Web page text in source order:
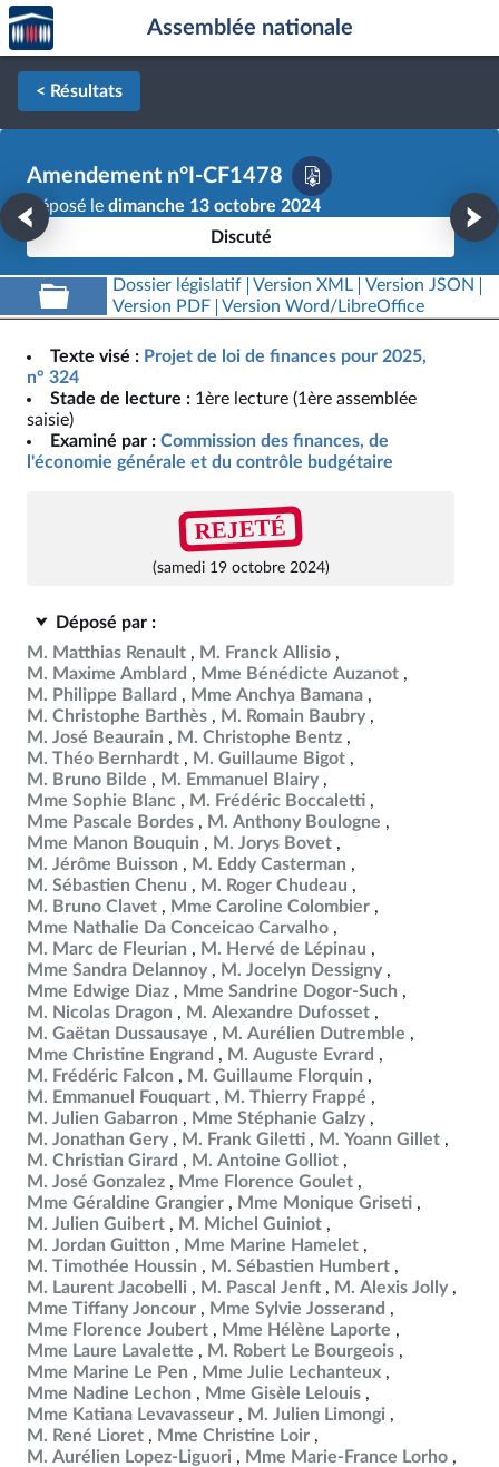
Aller au contenu
Aller en bas de la page
Accèder
à la
page
d'accueil
Assemblée nationale
< Résultats
Amendement n°I-CF1478
Déposé le dimanche 13 octobre 2024
Discuté
Dossier législatif Version XML
Version JSON
Version PDF
Version Word/LibreOffice
Texte visé : Projet de loi de finances pour 2025,
n° 324
Stade de lecture : 1ère lecture (1ère assemblée
saisie)
Examiné par : Commission des finances, de
l'économie générale et du contrôle budgétaire
REJETÉ
(samedi 19 octobre 2024)
Déposé par :
M. Matthias Renault
M. Franck Allisio
M. Maxime Amblard
Mme Bénédicte Auzanot
M. Philippe Ballard
Mme Anchya Bamana
M. Christophe Barthès
M. Romain Baubry
M. José Beaurain
M. Christophe Bentz
M. Théo Bernhardt
M. Guillaume Bigot
M. Bruno Bilde
M. Emmanuel Blairy
Mme Sophie Blanc
M. Frédéric Boccaletti
Mme Pascale Bordes
M. Anthony Boulogne
Mme Manon Bouquin
M. Jorys Bovet
M. Jérôme Buisson
M. Eddy Casterman
M. Sébastien Chenu
M. Roger Chudeau
M. Bruno Clavet
Mme Caroline Colombier
Mme Nathalie Da Conceicao Carvalho
M. Marc de Fleurian
M. Hervé de Lépinau
Mme Sandra Delannoy
M. Jocelyn Dessigny
Mme Edwige Diaz
Mme Sandrine Dogor-Such
M. Nicolas Dragon
M. Alexandre Dufosset
M. Gaëtan Dussausaye
M. Aurélien Dutremble
Mme Christine Engrand
M. Auguste Evrard
M. Frédéric Falcon
M. Guillaume Florquin
M. Emmanuel Fouquart
M. Thierry Frappé
M. Julien Gabarron
Mme Stéphanie Galzy
M. Jonathan Gery
M. Frank Giletti
M. Yoann Gillet
M. Christian Girard
M. Antoine Golliot
M. José Gonzalez
Mme Florence Goulet
Mme Géraldine Grangier
Mme Monique Griseti
M. Julien Guibert
M. Michel Guiniot
M. Jordan Guitton
Mme Marine Hamelet
M. Timothée Houssin
M. Sébastien Humbert
M. Laurent Jacobelli
M. Pascal Jenft
M. Alexis Jolly
Mme Tiffany Joncour
Mme Sylvie Josserand
Mme Florence Joubert
Mme Hélène Laporte
Mme Laure Lavalette
M. Robert Le Bourgeois
Mme Marine Le Pen
Mme Julie Lechanteux
Mme Nadine Lechon
Mme Gisèle Lelouis
Mme Katiana Levavasseur
M. Julien Limongi
M. René Lioret
Mme Christine Loir
M. Aurélien Lopez-Liguori
Mme Marie-France Lorho